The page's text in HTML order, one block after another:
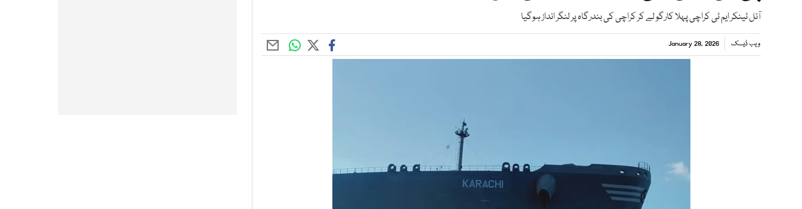
آئل ٹینکر ایم ٹی کراچی پہلا کارگو لے کر کراچی کی بندرگاہ پر لنگر انداز ہوگیا
ویب ڈیسک January 28, 2026